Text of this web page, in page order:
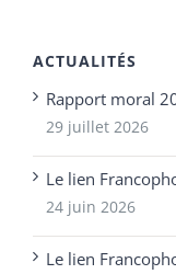
ACTUALITÉS
Rapport moral
29 juillet 2026
Le lien
24 juin 2026
Le lien